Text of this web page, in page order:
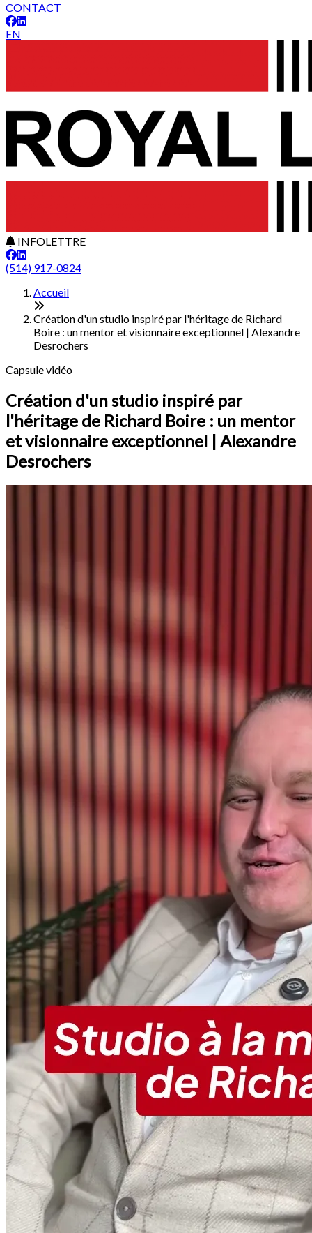
CONTACT
EN
INFOLETTRE
(514) 917-0824
Accueil
Création d'un studio inspiré par l'héritage de Richard
Boire : un mentor et visionnaire exceptionnel | Alexandre
Desrochers
Capsule vidéo
Création d'un studio inspiré par
l'héritage de Richard Boire : un mentor
et visionnaire exceptionnel | Alexandre
Desrochers